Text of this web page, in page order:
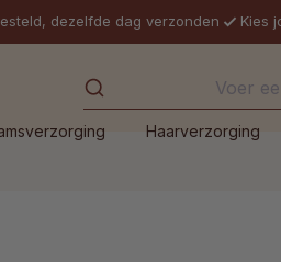
dezelfde dag verzonden Kies
Haarverzorging